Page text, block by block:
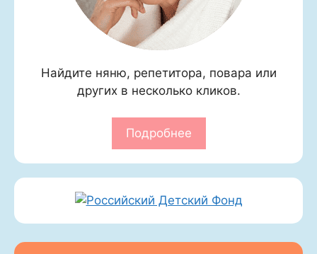
Найдите няню, репетитора, повара или
других в несколько кликов.
Подробнее